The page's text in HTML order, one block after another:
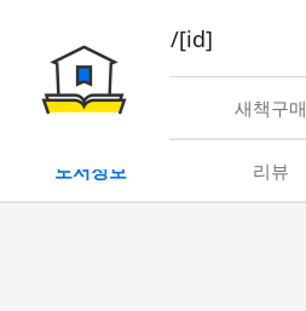
book/rent/[id]
대여 새책구매
도서정보 리뷰